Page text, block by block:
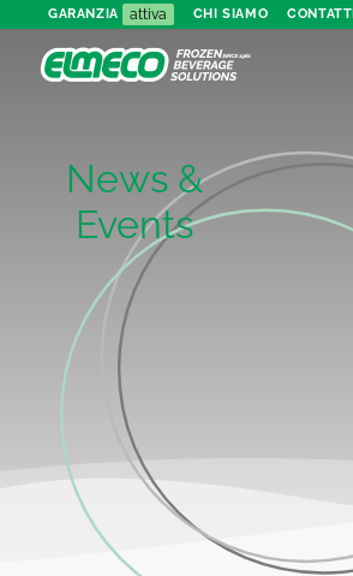
GARANZIA attiva CHI SIAMO CONTATTI
News &
Events